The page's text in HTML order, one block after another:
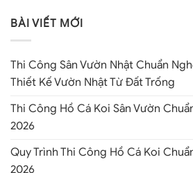
BÀI VIẾT MỚI
Thi Công Sân Vườn Nhật Chuẩn
Thiết Kế Vườn Nhật Từ Đất Trống
Thi Công Hồ Cá Koi Sân Vườn
2026
Quy Trình Thi Công Hồ Cá Koi
2026